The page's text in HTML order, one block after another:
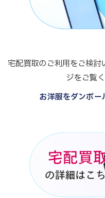
宅配買取のご利用をご検
ジをご覧
お洋服をダンボー